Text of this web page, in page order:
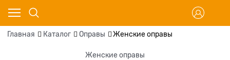
Главная Каталог Оправы Женские оправы
Женские оправы